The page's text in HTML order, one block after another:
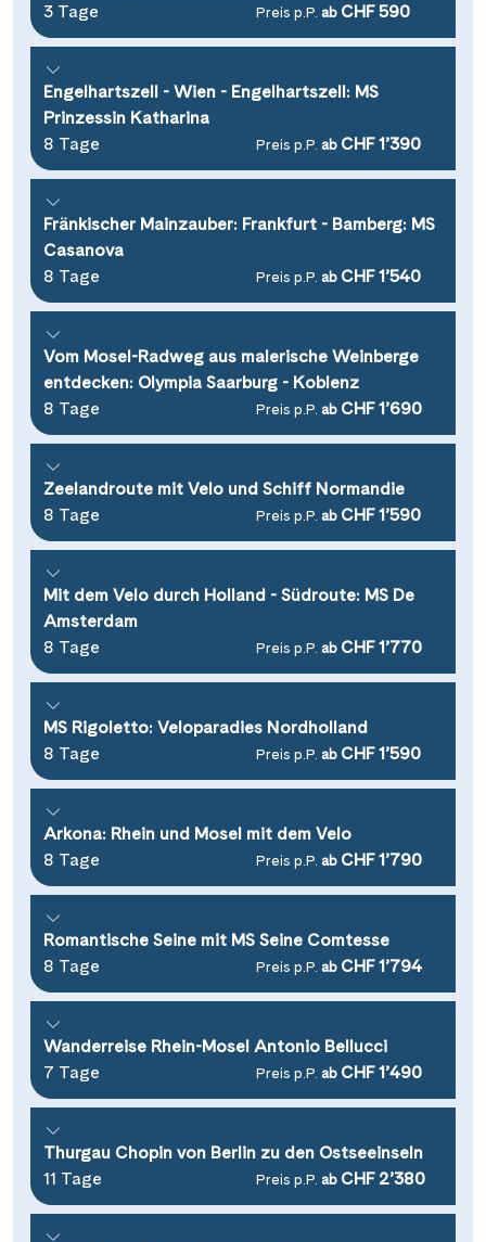
3 Tage
Preis p.P. ab CHF 590
Engelhartszell - Wien - Engelhartszell: MS
Prinzessin Katharina
8 Tage
Preis p.P. ab CHF 1’390
Fränkischer Mainzauber: Frankfurt - Bamberg: MS
Casanova
8 Tage
Preis p.P. ab CHF 1’540
Vom Mosel-Radweg aus malerische Weinberge
entdecken: Olympia Saarburg - Koblenz
8 Tage
Preis p.P. ab CHF 1’690
Zeelandroute mit Velo und Schiff Normandie
8 Tage
Preis p.P. ab CHF 1’590
Mit dem Velo durch Holland - Südroute: MS De
Amsterdam
8 Tage
Preis p.P. ab CHF 1’770
MS Rigoletto: Veloparadies Nordholland
8 Tage
Preis p.P. ab CHF 1’590
Arkona: Rhein und Mosel mit dem Velo
8 Tage
Preis p.P. ab CHF 1’790
Romantische Seine mit MS Seine Comtesse
8 Tage
Preis p.P. ab CHF 1’794
Wanderreise Rhein-Mosel Antonio Bellucci
7 Tage
Preis p.P. ab CHF 1’490
Thurgau Chopin von Berlin zu den Ostseeinseln
11 Tage
Preis p.P. ab CHF 2’380